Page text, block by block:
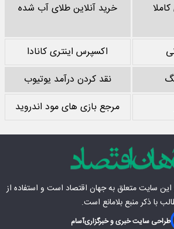
خرید آنلاین طلای آب شده
اکسپرس اینتری کانادا
نقد کردن درآمد یوتیوب
مرجع بازی های مود اندروید
سایت متعلق بهجهان اقتصاد است و استفاده از
با ذکر منبع بلامانع است.
طراحی سایت خبری و خبرگزاریآسام